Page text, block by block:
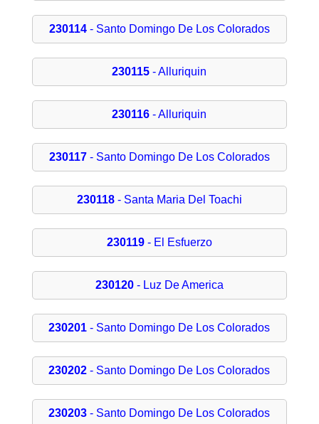
230114- Santo Domingo De Los Colorados
230115 - Alluriquin
230116 - Alluriquin
230117- Santo Domingo De Los Colorados
230118- Santa Maria Del Toachi
230119- El Esfuerzo
230120- Luz De America
230201 - Santo Domingo De Los Colorados
230202 - Santo Domingo De Los Colorados
230203 - Santo Domingo De Los Colorados